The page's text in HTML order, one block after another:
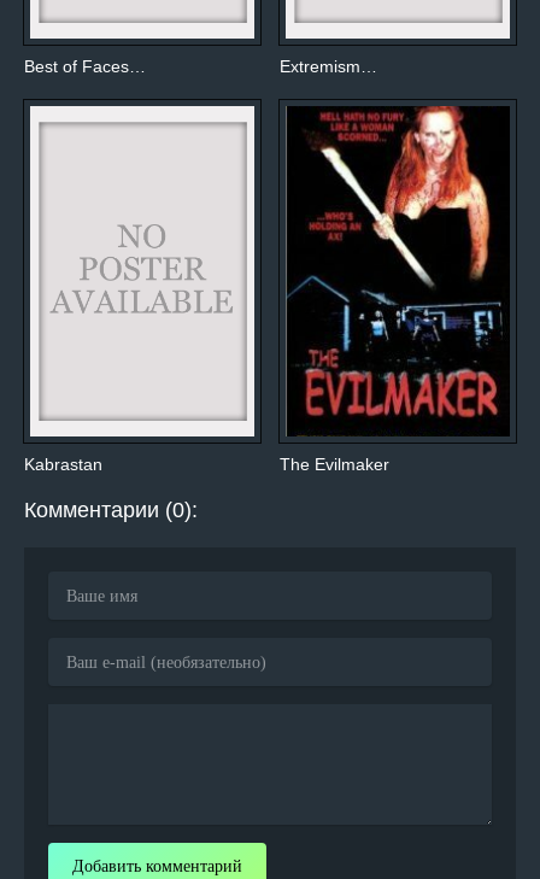
Best of Faces… Extremism…
Kabrastan The Evilmaker
Комментарии (0):
Добавить комментарий